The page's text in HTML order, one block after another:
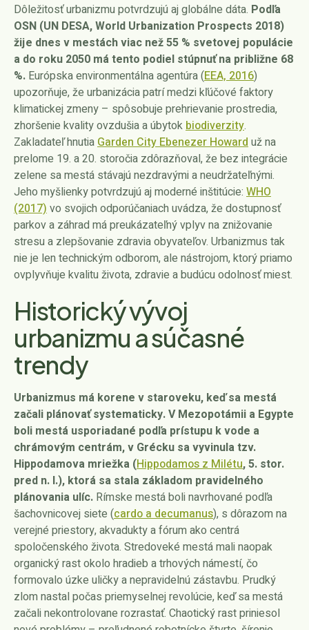
Dôležitosť urbanizmu potvrdzujú aj globálne dáta. Podľa
OSN (UN DESA, World Urbanization Prospects 2018)
žije dnes v mestách viac než 55 % svetovej populácie
a do roku 2050 má tento podiel stúpnuť na približne 68
%. Európska environmentálna agentúra (EEA, 2016)
upozorňuje, že urbanizácia patrí medzi kľúčové faktory
klimatickej zmeny – spôsobuje prehrievanie prostredia,
zhoršenie kvality ovzdušia a úbytokbiodiverzity.
Zakladateľ hnutiaGarden City Ebenezer Howarduž na
prelome 19. a 20. storočia zdôrazňoval, že bez integrácie
zelene sa mestá stávajú nezdravými a neudržateľnými.
Jeho myšlienky potvrdzujú aj moderné inštitúcie: WHO
(2017)vo svojich odporúčaniach uvádza, že dostupnosť
parkov a záhrad má preukázateľný vplyv na znižovanie
stresu a zlepšovanie zdravia obyvateľov. Urbanizmus tak
nie je len technickým odborom, ale nástrojom, ktorý priamo
ovplyvňuje kvalitu života, zdravie a budúcu odolnosť miest.
Historický vývoj
urbanizmu a súčasné
trendy
Urbanizmus má korene v staroveku, keď sa mestá
začali plánovať systematicky. V Mezopotámii a Egypte
boli mestá usporiadané podľa prístupu k vode a
chrámovým centrám, v Grécku sa vyvinula tzv.
Hippodamova mriežka (Hippodamos z Milétu, 5. stor.
pred n. l.), ktorá sa stala základom pravidelného
plánovania ulíc. Rímske mestá boli navrhované podľa
šachovnicovej siete (cardo a decumanus), s dôrazom na
verejné priestory, akvadukty a fórum ako centrá
spoločenského života. Stredoveké mestá mali naopak
organický rast okolo hradieb a trhových námestí, čo
formovalo úzke uličky a nepravidelnú zástavbu. Prudký
zlom nastal počas priemyselnej revolúcie, keď sa mestá
začali nekontrolovane rozrastať. Chaotický rast priniesol